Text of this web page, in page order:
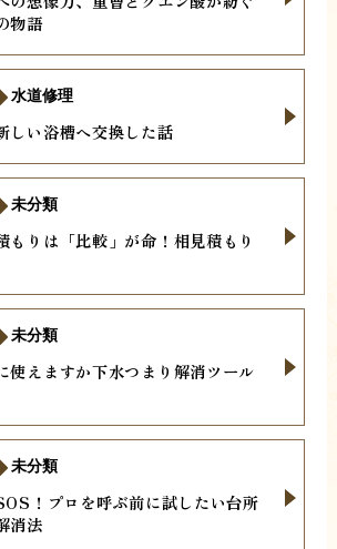
物語
しい浴槽へ交換した話
水道修理
もりは「比較」が命！相見積もり
未分類
使えますか下水つまり解消ツール
未分類
！プロを呼ぶ前に試したい台所
消法
未分類